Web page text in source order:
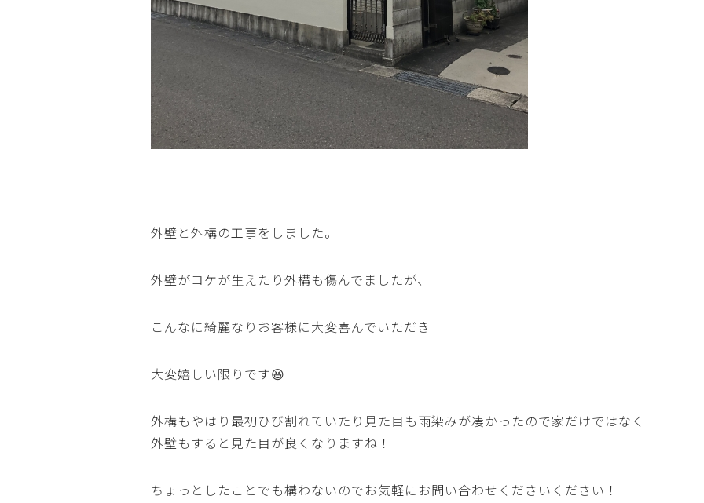
外壁と外構の工事をしました。
外壁がコケが生えたり外構も傷んでましたが、
こんなに綺麗なりお客様に大変喜んでいただき
大変嬉しい限りです😆
外構もやはり最初ひび割れていたり見た目も雨染みが凄かったので家だけではなく
外壁もすると見た目が良くなりますね！
ちょっとしたことでも構わないのでお気軽にお問い合わせくださいください！